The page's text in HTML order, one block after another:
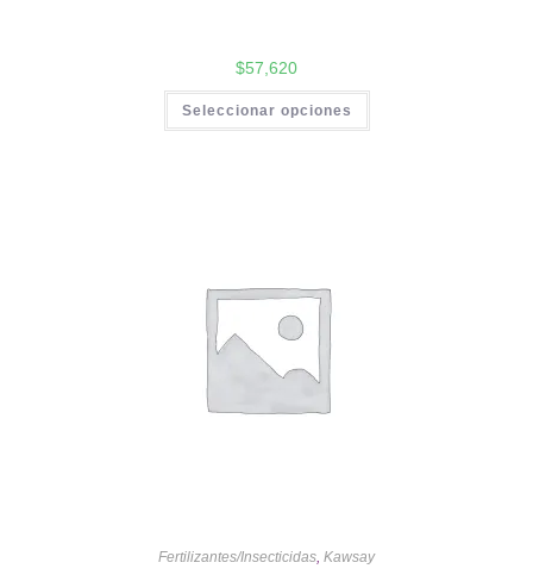
$57,620
Seleccionar opciones
Fertilizantes/Insecticidas, Kawsay